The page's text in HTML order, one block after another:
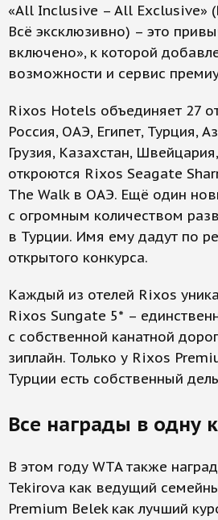
«All Inclusive – All Exclusive»
Всё эксклюзивно) – это
включено», к которой
возможности и сервис
Rixos Hotels объединяет 27
Россия, ОАЭ, Египет, Турция,
Грузия, Казахстан,
откроются Rixos Seagate
The Walk в ОАЭ. Ещё один
с огромным количеством
в Турции. Имя ему дадут по
открытого конкурса.
Каждый из отелей Rixos
Rixos Sungate 5* –
с собственной канатной
зиплайн. Только у Rixos
Турции есть собственный
Все награды в одну
В этом году WTA также
Tekirova как ведущий
Premium Belek как лучший